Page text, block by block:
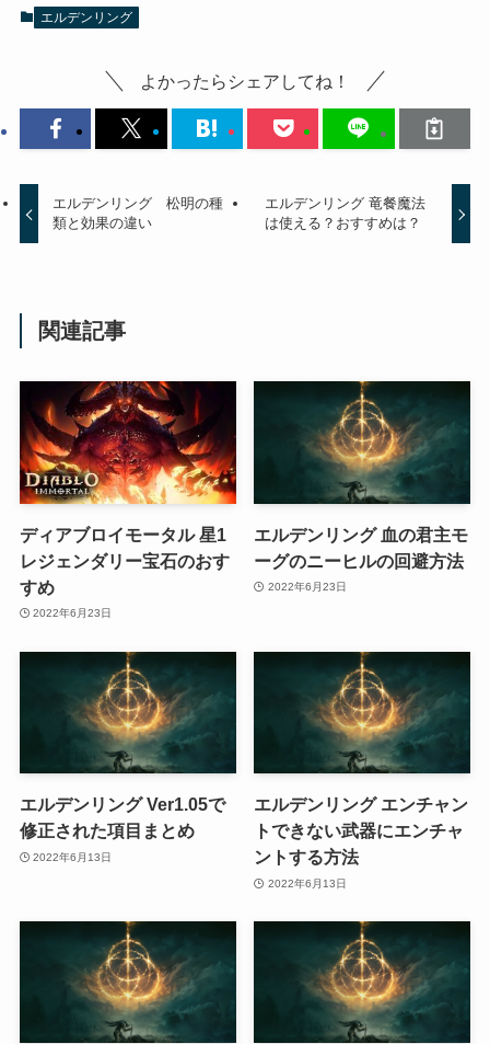
エルデンリング
よかったらシェアしてね！
エルデンリング 松明の種
類と効果の違い
エルデンリング 竜餐魔法
は使える？おすすめは？
関連記事
ディアブロイモータル 星1
レジェンダリー宝石のおす
すめ
2022年6月23日
エルデンリング 血の君主モ
ーグのニーヒルの回避方法
2022年6月23日
エルデンリング Ver1.05で
修正された項目まとめ
2022年6月13日
エルデンリング エンチャン
トできない武器にエンチャ
ントする方法
2022年6月13日